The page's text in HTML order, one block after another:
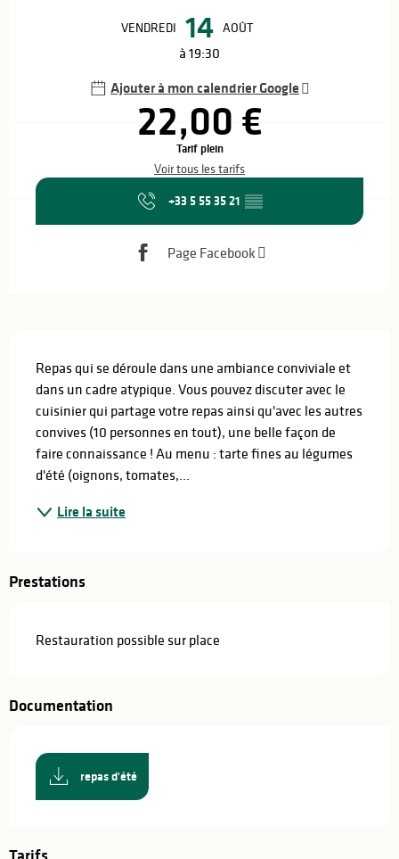
VENDREDI 14 AOÛT
à 19:30
Ajouter à mon calendrier Google
22,00 €
Tarif plein
Voir tous les tarifs
+33 5 55 35 21 ▒▒
Page Facebook
Repas qui se déroule dans une ambiance conviviale et
dans un cadre atypique. Vous pouvez discuter avec le
cuisinier qui partage votre repas ainsi qu'avec les autres
convives (10 personnes en tout), une belle façon de
faire connaissance ! Au menu : tarte fines au légumes
d'été (oignons, tomates,...
Lire la suite
Prestations
Restauration possible sur place
Documentation
repas d'été